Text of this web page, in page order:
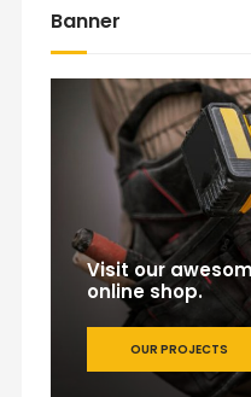
Banner
Visit our
online shop.
OUR PROJECTS